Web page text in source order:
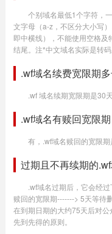
个别域名最低1个字符，
文字母（a-z，不区分大小写
即中横线），不能使用空格
结尾。注*中文域名实际是转码
.wf域名续费宽限期
.wf 域名续期宽限期是30
.wf域名有赎回宽限期
有，.wf域名赎回的宽限期
过期且不再续期的
.wf域名过期后，它会经
赎回的宽限期-------> 5天等待
在到期日期的大约75天后对
先到先得的原则。